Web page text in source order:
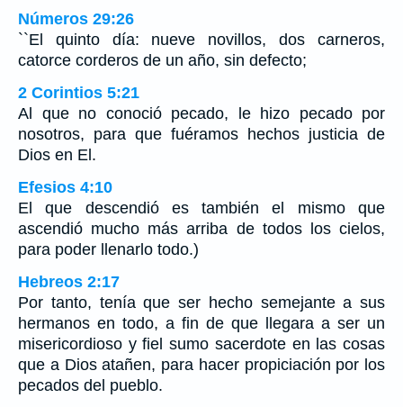
Números 29:26
``El quinto día: nueve novillos, dos carneros,
catorce corderos de un año, sin defecto;
2 Corintios 5:21
Al que no conoció pecado, le hizo pecado por
nosotros, para que fuéramos hechos justicia de
Dios en El.
Efesios 4:10
El que descendió es también el mismo que
ascendió mucho más arriba de todos los cielos,
para poder llenarlo todo.)
Hebreos 2:17
Por tanto, tenía que ser hecho semejante a sus
hermanos en todo, a fin de que llegara a ser un
misericordioso y fiel sumo sacerdote en las cosas
que a Dios atañen, para hacer propiciación por los
pecados del pueblo.